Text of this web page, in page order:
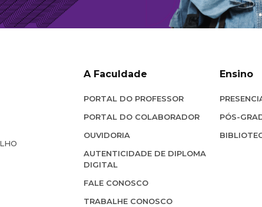
A Faculdade
PORTAL DO PROFESSOR
PORTAL DO COLABORADOR
OUVIDORIA
AUTENTICIDADE DE DIPLOMA
DIGITAL
FALE CONOSCO
TRABALHE CONOSCO
Ensino
PÓS-